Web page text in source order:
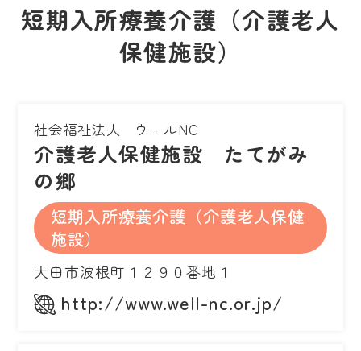
短期入所療養介護（介護老人
保健施設）
社会福祉法人 ウェルNC
介護老人保健施設 たてがみ
の郷
短期入所療養介護（介護老人保健
施設）
大田市波根町１２９０番地１
http://www.well-nc.or.jp/